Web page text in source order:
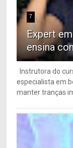
7
Expert
ensina
Instrutora do
especialista em
manter tranças